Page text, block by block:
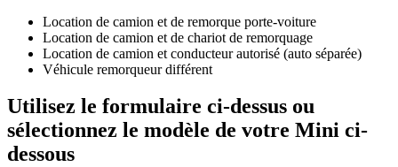
Location de camion et de remorque porte-voiture
Location de camion et de chariot de remorquage
Location de camion et conducteur autorisé (auto séparée)
Véhicule remorqueur différent
Utilisez le formulaire ci-dessus ou
sélectionnez le modèle de votre Mini ci-
dessous